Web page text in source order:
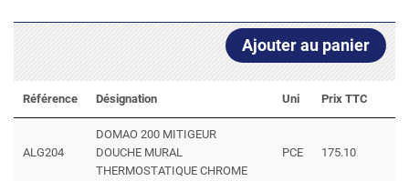
Ajouter au panier
Référence Désignation Uni Prix TTC
ALG204
DOMAO 200 MITIGEUR
DOUCHE MURAL
THERMOSTATIQUE CHROME
PCE 175.10